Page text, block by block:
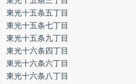
東光十五条五丁目
東光十五条七丁目
東光十五条九丁目
東光十六条四丁目
東光十六条六丁目
東光十六条八丁目